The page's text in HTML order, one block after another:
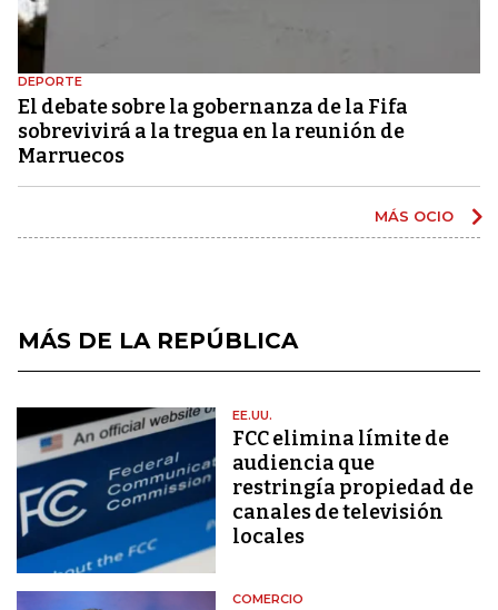
DEPORTE
El debate sobre la gobernanza de la Fifa
sobrevivirá a la tregua en la reunión de
Marruecos
MÁS OCIO
MÁS DE LA REPÚBLICA
EE.UU.
FCC elimina límite de
audiencia que
restringía propiedad de
canales de televisión
locales
COMERCIO